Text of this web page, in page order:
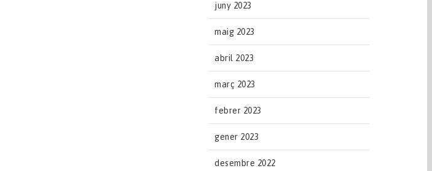
juny 2023
maig 2023
abril 2023
març 2023
febrer 2023
gener 2023
desembre 2022